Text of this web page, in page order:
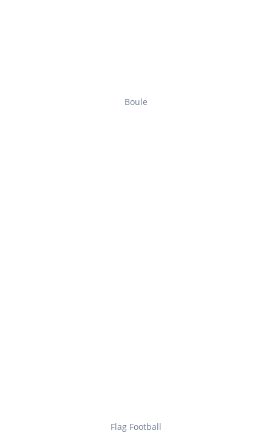
Boule
Flag Football